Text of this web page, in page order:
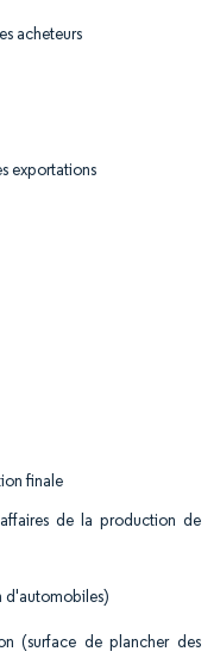
acheteurs
exportations
finale
de la production de
d'automobiles)
(surface de plancher des